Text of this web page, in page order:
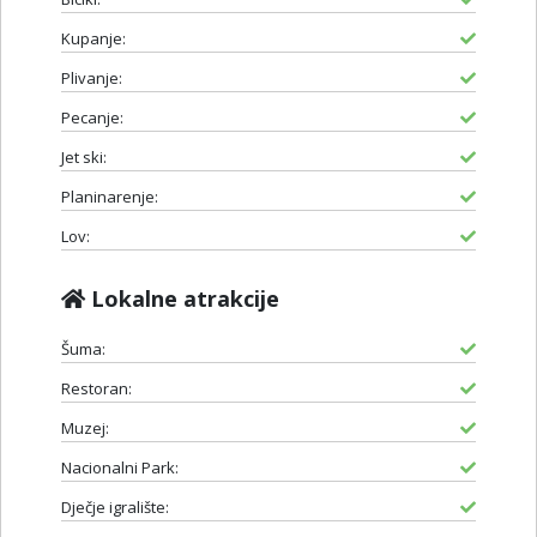
Kupanje:
Plivanje:
Pecanje:
Jet ski:
Planinarenje:
Lov:
Lokalne atrakcije
Šuma:
Restoran:
Muzej:
Nacionalni Park:
Dječje igralište: